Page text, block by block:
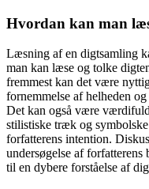
Hvordan kan man
Læsning af en digtsamling
man kan læse og tolke
fremmest kan det være
fornemmelse af helheden
Det kan også være
stilistiske træk og
forfatterens intention.
undersøgelse af
til en dybere forståelse af